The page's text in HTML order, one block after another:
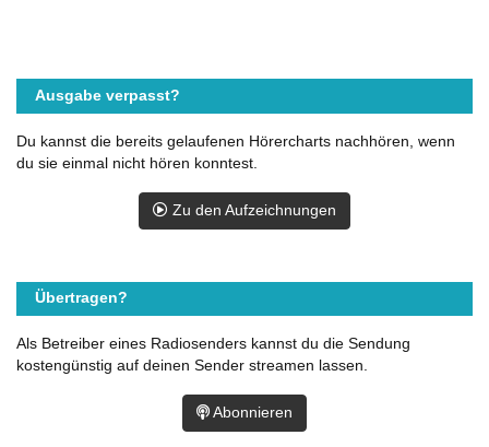
Ausgabe verpasst?
Du kannst die bereits gelaufenen Hörercharts nachhören, wenn
du sie einmal nicht hören konntest.
Zu den Aufzeichnungen
Übertragen?
Als Betreiber eines Radiosenders kannst du die Sendung
kostengünstig auf deinen Sender streamen lassen.
Abonnieren